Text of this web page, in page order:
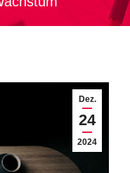
sich hier:
Dez.
24
2024